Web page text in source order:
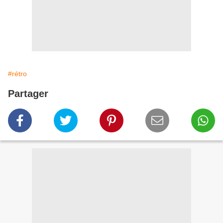
#rétro
Partager